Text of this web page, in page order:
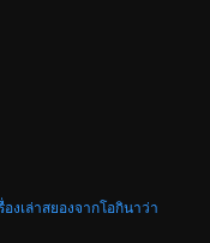
องเล่าสยองจากโอกินาว่า